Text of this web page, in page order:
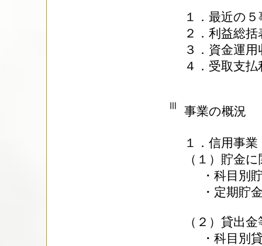
１．最近の
２．利益総
３．資金運
４．受取支
Ⅲ 事業の概況
１．信用事業
（１）貯金
・科目別貯
・定期貯金
（２）貸出
・科目別貸